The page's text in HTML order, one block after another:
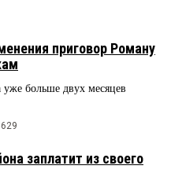
приговор Роману
уже больше двух месяцев
заплатит из своего